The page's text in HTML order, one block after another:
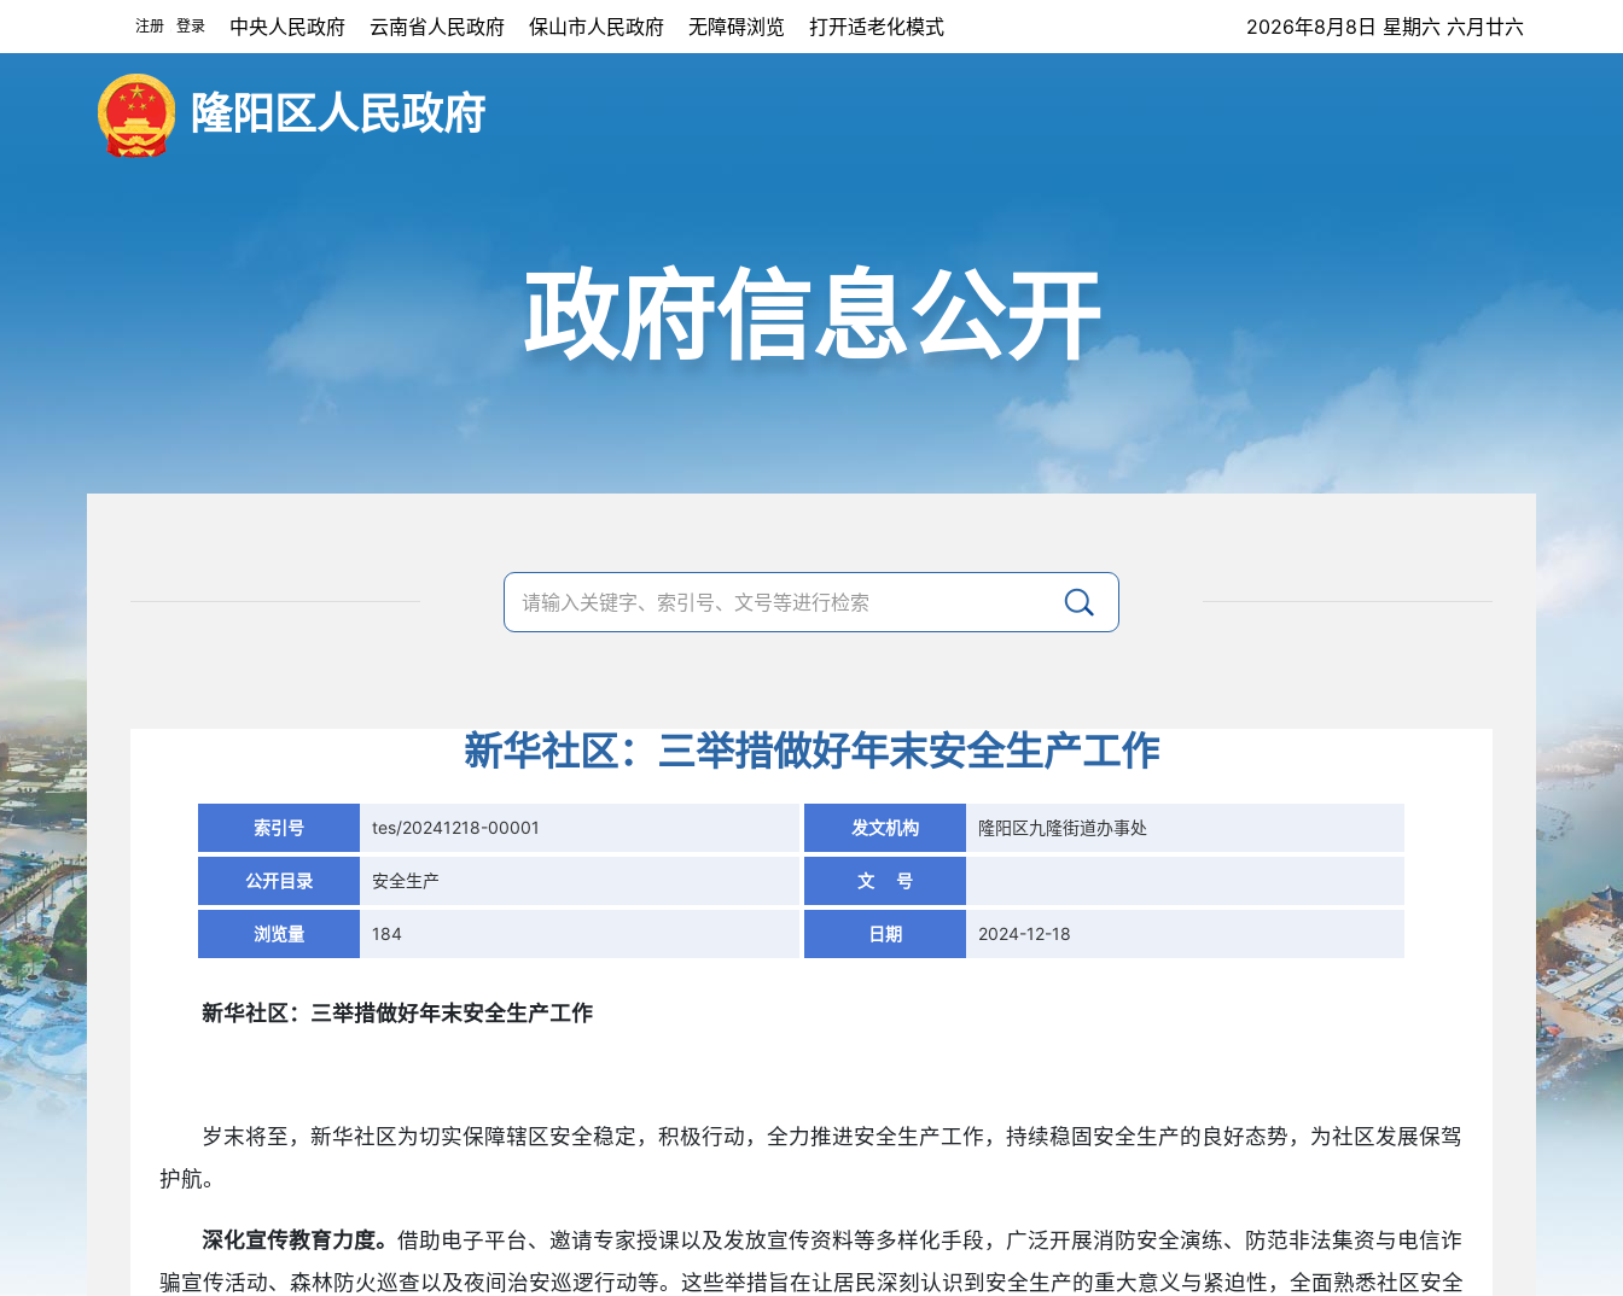
注册 登录 中央人民政府 云南省人民政府 保山市人民政府 无障碍浏览 打开适老化模式 2026年8月8日 星期六 六月廿六
隆阳区人民政府
政府信息公开
新华社区：三举措做好年末安全生产工作
索引号 tes/20241218-00001 发文机构 隆阳区九隆街道办事处
公开目录 安全生产 文 号
浏览量 184 日期 2024-12-18
新华社区：三举措做好年末安全生产工作
岁末将至，新华社区为切实保障辖区安全稳定，积极行动，全力推进安全生产工作，持续稳固安全生产的良好态势，为社区发展保驾
护航。
深化宣传教育力度。借助电子平台、邀请专家授课以及发放宣传资料等多样化手段，广泛开展消防安全演练、防范非法集资与电信诈
骗宣传活动、森林防火巡查以及夜间治安巡逻行动等。这些举措旨在让居民深刻认识到安全生产的重大意义与紧迫性，全面熟悉社区安全